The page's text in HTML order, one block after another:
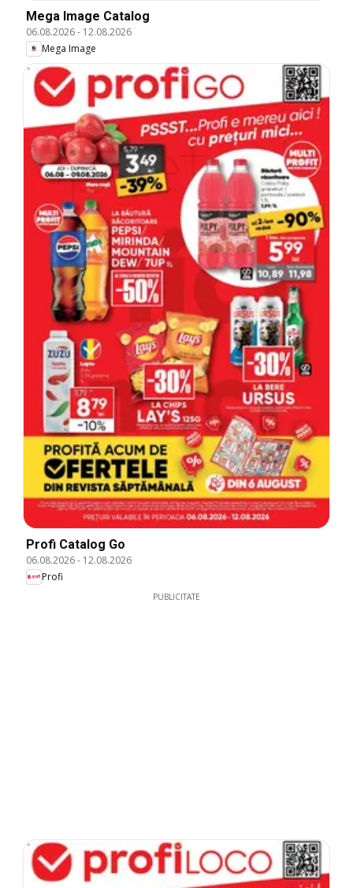
Mega Image Catalog
06.08.2026- 12.08.2026
Mega Image
Profi Catalog Go
06.08.2026- 12.08.2026
Profi
PUBLICITATE